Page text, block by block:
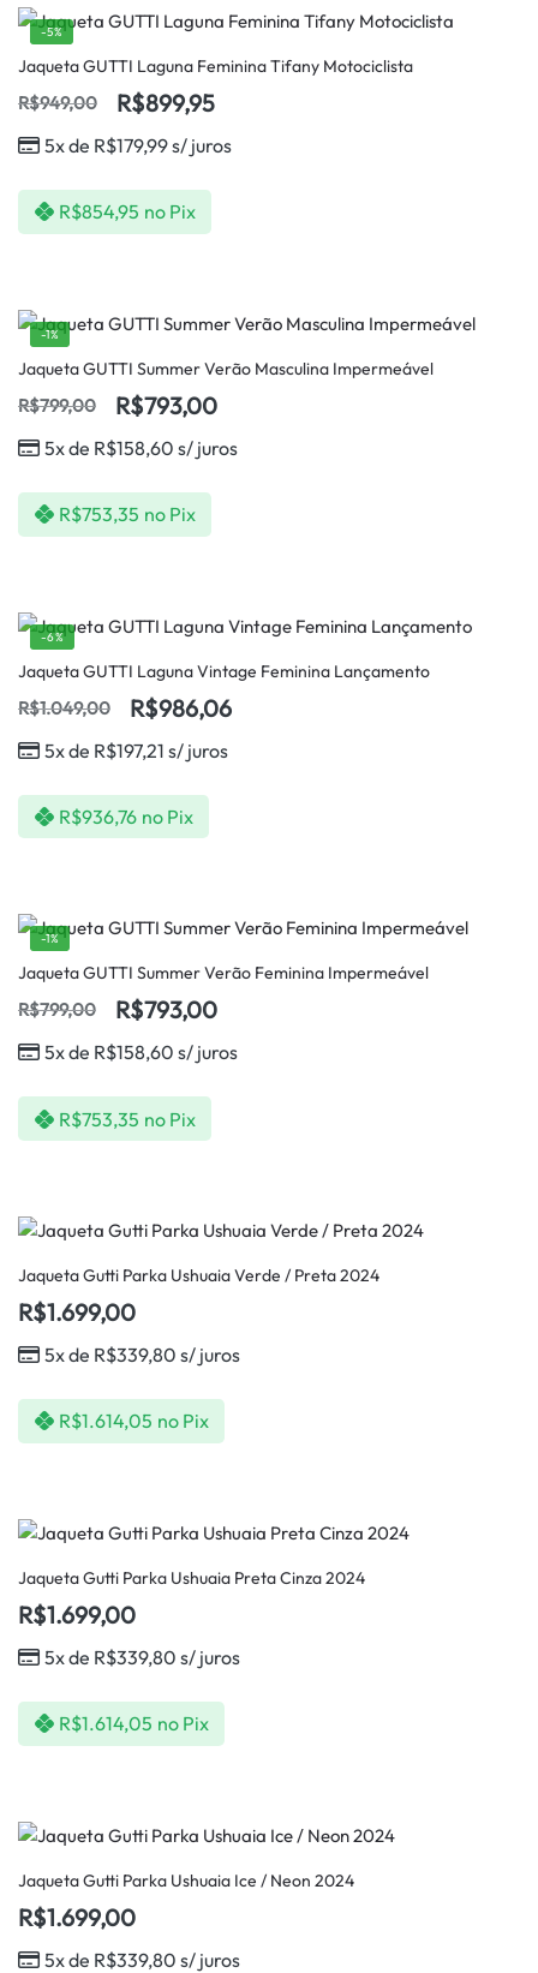
-5%
Jaqueta GUTTI Laguna Feminina Tifany Motociclista
R$949,00 R$899,95
5x de R$179,99s/ juros
R$854,95 no Pix
-1%
Jaqueta GUTTI Summer Verão Masculina Impermeável
R$799,00 R$793,00
5x de R$158,60 s/ juros
R$753,35 no Pix
-6%
Jaqueta GUTTI Laguna Vintage Feminina Lançamento
R$1.049,00 R$986,06
5x de R$197,21 s/ juros
R$936,76 no Pix
-1%
Jaqueta GUTTI Summer Verão Feminina Impermeável
R$799,00 R$793,00
5x de R$158,60 s/ juros
R$753,35 no Pix
Jaqueta Gutti Parka Ushuaia Verde / Preta 2024
R$1.699,00
5x de R$339,80 s/ juros
R$1.614,05 no Pix
Jaqueta Gutti Parka Ushuaia Preta Cinza 2024
R$1.699,00
5x de R$339,80 s/ juros
R$1.614,05 no Pix
Jaqueta Gutti Parka Ushuaia Ice / Neon 2024
R$1.699,00
5x de R$339,80 s/ juros